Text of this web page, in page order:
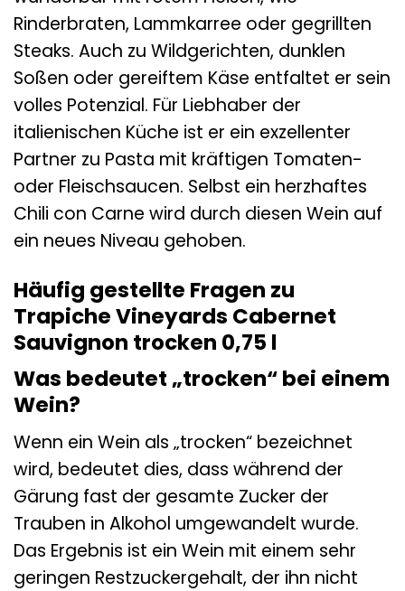
Rinderbraten, Lammkarree oder gegrillten
Steaks. Auch zu Wildgerichten, dunklen
Soßen oder gereiftem Käse entfaltet er sein
volles Potenzial. Für Liebhaber der
italienischen Küche ist er ein exzellenter
Partner zu Pasta mit kräftigen Tomaten-
oder Fleischsaucen. Selbst ein herzhaftes
Chili con Carne wird durch diesen Wein auf
ein neues Niveau gehoben.
Häufig gestellte Fragen zu
Trapiche Vineyards Cabernet
Sauvignon trocken 0,75 l
Was bedeutet „trocken“ bei einem
Wein?
Wenn ein Wein als „trocken“ bezeichnet
wird, bedeutet dies, dass während der
Gärung fast der gesamte Zucker der
Trauben in Alkohol umgewandelt wurde.
Das Ergebnis ist ein Wein mit einem sehr
geringen Restzuckergehalt, der ihn nicht